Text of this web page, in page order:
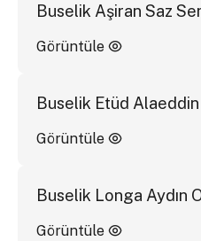
Buselik Aşiran Saz
Görüntüle
Buselik Etüd Alaeddin
Görüntüle
Buselik Longa Aydın
Görüntüle